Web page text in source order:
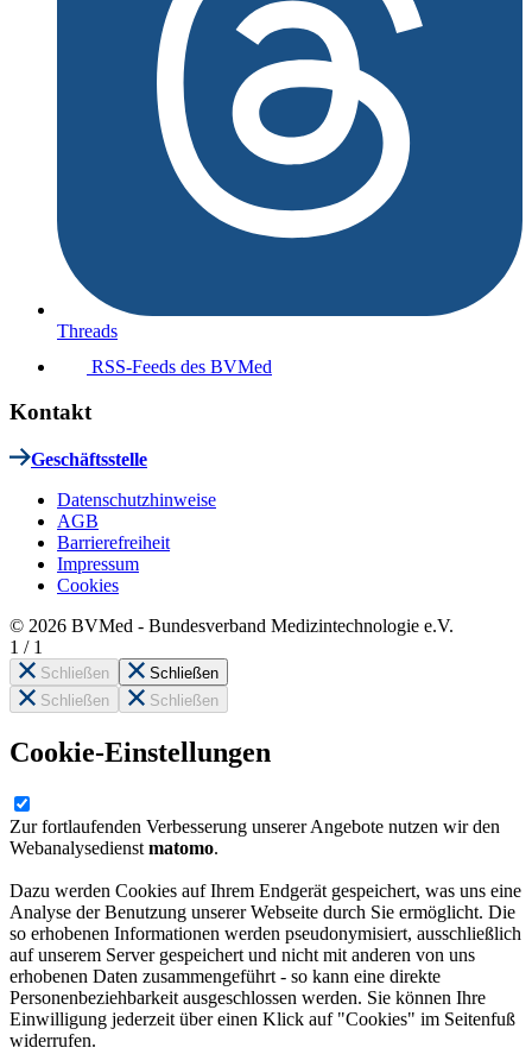
Threads
RSS-Feeds des BVMed
Kontakt
Geschäftsstelle
Datenschutzhinweise
AGB
Barrierefreiheit
Impressum
Cookies
© 2026 BVMed - Bundesverband Medizintechnologie e.V.
1 / 1
Schließen
Schließen
Schließen
Schließen
Cookie-Einstellungen
Zur fortlaufenden Verbesserung unserer Angebote nutzen wir den
Webanalysedienst matomo.
Dazu werden Cookies auf Ihrem Endgerät gespeichert, was uns eine
Analyse der Benutzung unserer Webseite durch Sie ermöglicht. Die
so erhobenen Informationen werden pseudonymisiert, ausschließlich
auf unserem Server gespeichert und nicht mit anderen von uns
erhobenen Daten zusammengeführt - so kann eine direkte
Personenbeziehbarkeit ausgeschlossen werden. Sie können Ihre
Einwilligung jederzeit über einen Klick auf "Cookies" im Seitenfuß
widerrufen.